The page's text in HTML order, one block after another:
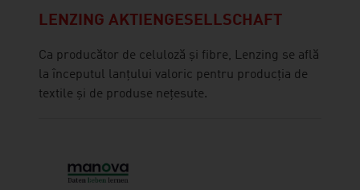
LENZING AKTIENGESELLSCHAFT
Ca producător de celuloză și fibre, Lenzing se află
la începutul lanțului valoric pentru producția de
textile și de produse nețesute.